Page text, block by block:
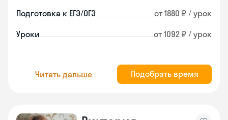
Подготовка к ЕГЭ/ОГЭ от 1880 ₽ / урок
Уроки от 1092 ₽ / урок
Читать дальше Подобрать время